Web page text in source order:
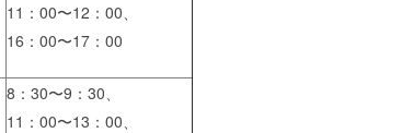
11：00〜12：00、
16：00〜17：00
8：30〜9：30、
11：00〜13：00、